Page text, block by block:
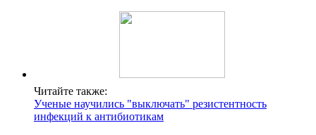
Читайте также:
Ученые научились "выключать" резистентность
инфекций к антибиотикам